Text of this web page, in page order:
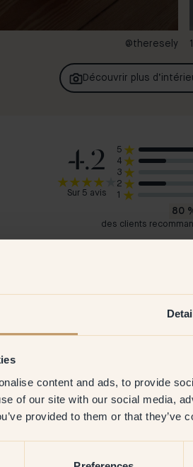
content and ads, to provide
of our site with our social media,
provided to them or that they’ve
@theresely
Découvrir plus
4.2
Sur 5 avis
5
4
3
2
1
80
des clients